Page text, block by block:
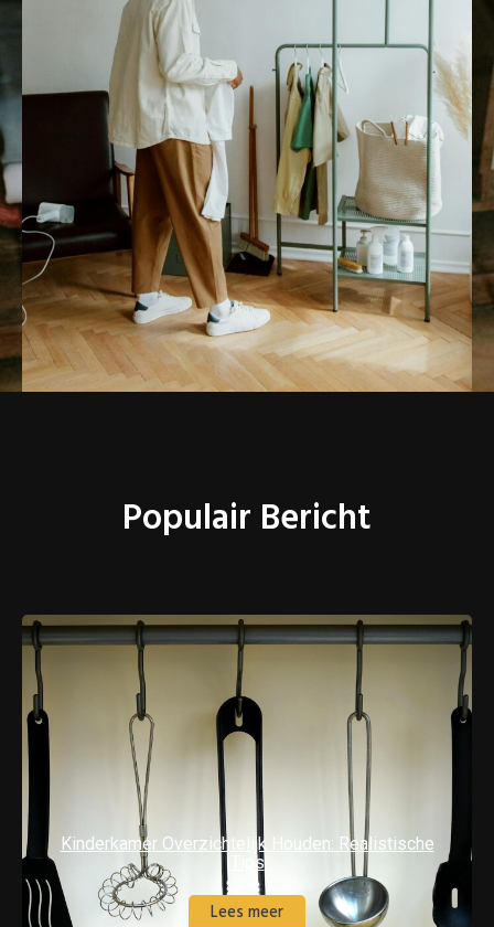
Populair Bericht
Kinderkamer Overzichtelijk Houden: Realistische
Tips
Lees meer